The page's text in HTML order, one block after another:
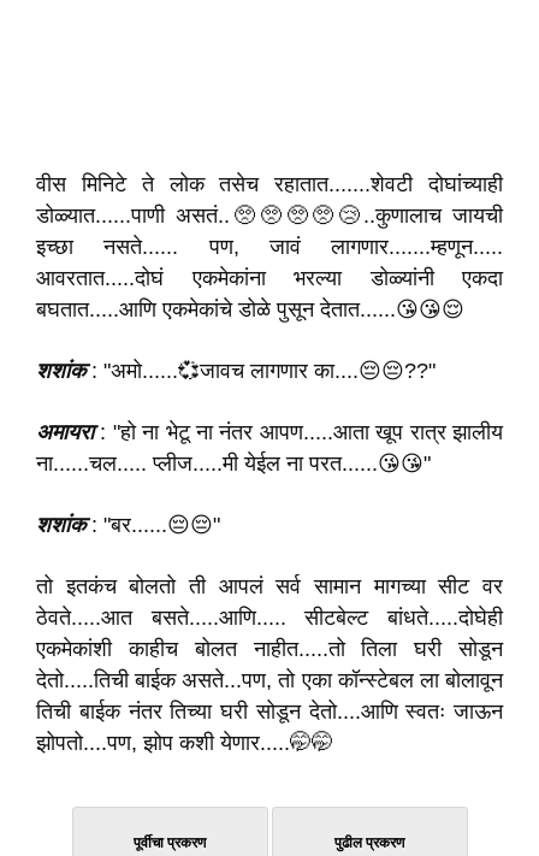
वीस मिनिटे ते लोक तसेच रहातात.......शेवटी दोघांच्याही
डोळ्यात......पाणी असतं..🥺🥺🥺🥺😢..कुणालाच जायची
इच्छा नसते...... पण, जावं लागणार.......म्हणून.....
आवरतात.....दोघं एकमेकांना भरल्या डोळ्यांनी एकदा
बघतात.....आणि एकमेकांचे डोळे पुसून देतात......😘😘😌
शशांक: "अमो......💞जावच लागणार का....😔😔??"
अमायरा: "हो ना भेटू ना नंतर आपण.....आता खूप रात्र झालीय
ना......चल..... प्लीज.....मी येईल ना परत......😘😘"
शशांक: "बर......😔😔"
तो इतकंच बोलतो ती आपलं सर्व सामान मागच्या सीट वर
ठेवते.....आत बसते.....आणि..... सीटबेल्ट बांधते.....दोघेही
एकमेकांशी काहीच बोलत नाहीत.....तो तिला घरी सोडून
देतो.....तिची बाईक असते...पण, तो एका कॉन्स्टेबल ला बोलावून
तिची बाईक नंतर तिच्या घरी सोडून देतो....आणि स्वतः जाऊन
झोपतो....पण, झोप कशी येणार.....🤭🤭
पूर्वीचा प्रकरण पुढील प्रकरण